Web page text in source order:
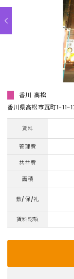
香川 高松
香川県高松市瓦町1-11-
賃料
管理費
共益費
面積
敷/保/礼
賃料総額